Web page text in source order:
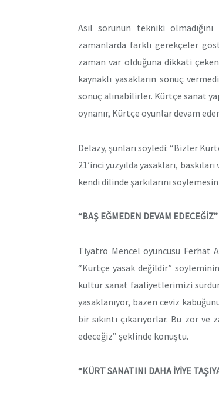
Asıl sorunun tekniki
zamanlarda farklı gerekçeler
zaman var olduğuna dikkati
kaynaklı yasakların sonuç
sonuç alınabilirler. Kürtçe sanat
oynanır, Kürtçe oyunlar devam
Delazy, şunları söyledi: “Bizler
21’inci yüzyılda yasakları,
kendi dilinde şarkılarını
“BAŞ EĞMEDEN DEVAM EDECEĞİZ”
Tiyatro Mencel oyuncusu Ferhat
“Kürtçe yasak değildir” söyleminin
kültür sanat faaliyetlerimizi
yasaklanıyor, bazen ceviz
bir sıkıntı çıkarıyorlar. Bu zor ve
edeceğiz” şeklinde konuştu.
“KÜRT SANATINI DAHA İYİYE